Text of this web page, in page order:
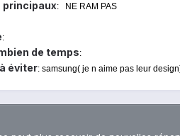
: NE RAM PAS
:
de temps:
éviter: samsung( je n aime pas leur